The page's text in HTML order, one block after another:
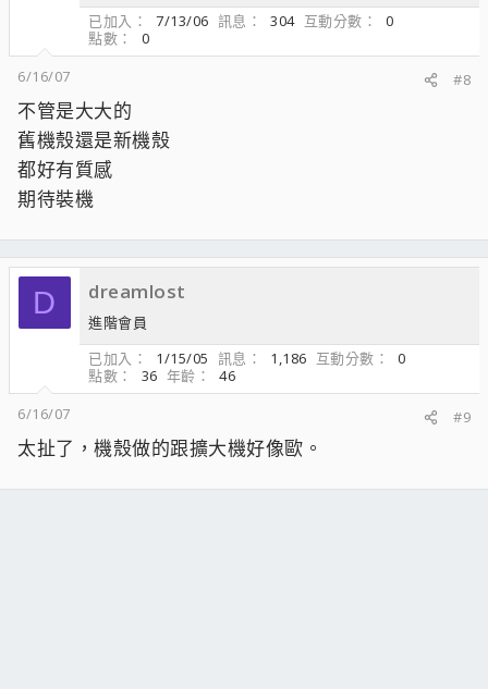
已加入
7/13/06 訊息 304 互動分數
0
點數
0
6/16/07
#8
不管是大大的
舊機殼還是新機殼
都好有質感
期待裝機
D dreamlost
進階會員
已加入
1/15/05 訊息 1,186 互動分數
0
點數
36 年齡
46
6/16/07
#9
太扯了，機殼做的跟擴大機好像歐。